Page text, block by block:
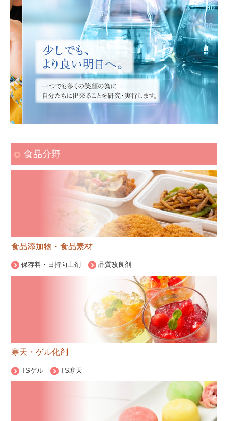
食品分野
食品添加物・食品素材
保存料・日持向上剤 品質改良剤
寒天・ゲル化剤
TSゲル TS寒天